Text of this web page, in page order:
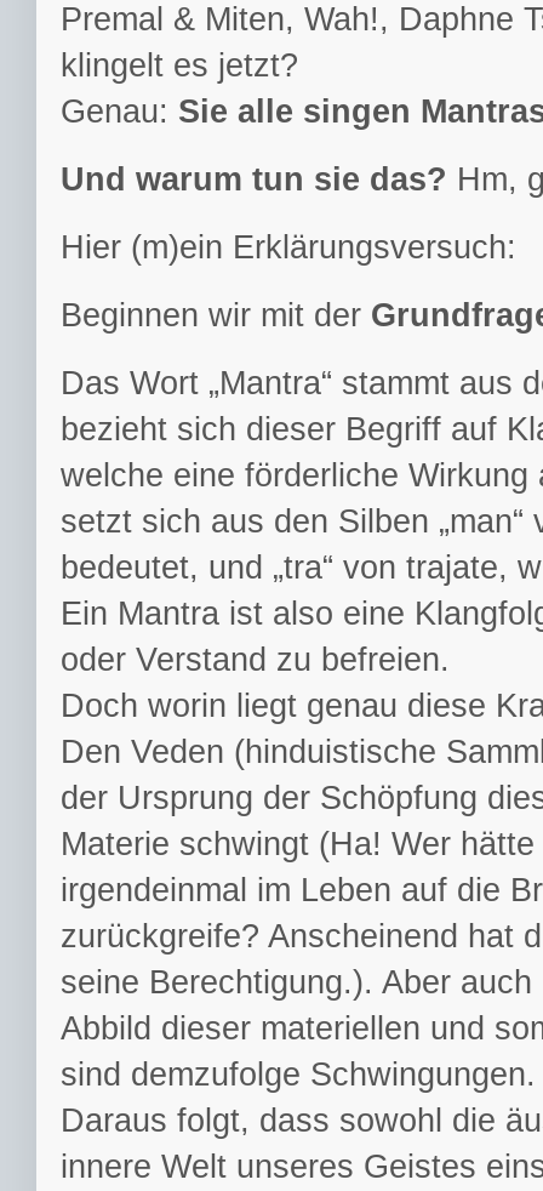
Premal & Miten, Wah!, Daphne
klingelt es jetzt?
Genau: Sie alle singen
Und warum tun sie das? Hm,
Hier (m)ein Erklärungsversuch:
Beginnen wir mit der
Das Wort „Mantra“ stammt aus
bezieht sich dieser Begriff auf
welche eine förderliche Wirkung
setzt sich aus den Silben
bedeutet, und „tra“ von trajate,
Ein Mantra ist also eine
oder Verstand zu befreien.
Doch worin liegt genau diese
Den Veden (hinduistische
der Ursprung der Schöpfung
Materie schwingt (Ha! Wer
irgendeinmal im Leben auf die
zurückgreife? Anscheinend hat
seine Berechtigung.). Aber
Abbild dieser materiellen und
sind demzufolge Schwingungen.
Daraus folgt, dass sowohl die
innere Welt unseres Geistes